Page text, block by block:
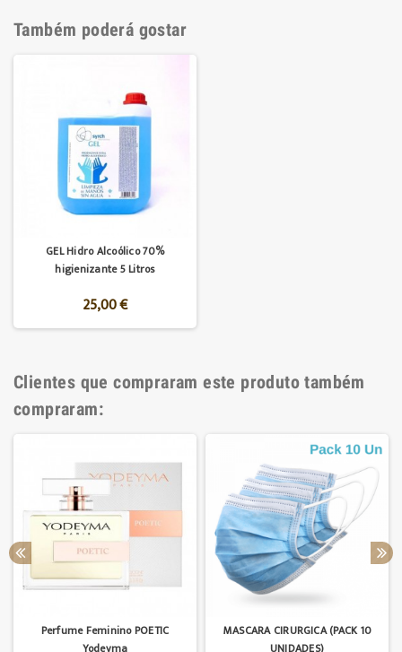
Também poderá gostar
GEL Hidro Alcoólico 70%
higienizante 5 Litros
25,00 €
Clientes que compraram este produto também
compraram:
Perfume Feminino POETIC
Yodeyma
MASCARA CIRURGICA (PACK 10
UNIDADES)